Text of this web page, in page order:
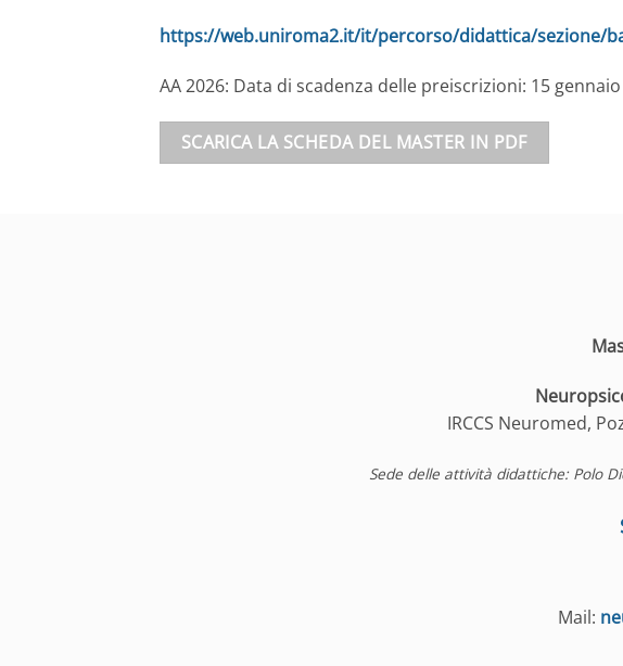
https://web.uniroma2.it/it/percorso/didattica/sezione/
AA 2026: Data di scadenza delle preiscrizioni: 15
SCARICA LA SCHEDA DEL MASTER IN PDF
IRCCS Neuromed,
Sede delle attività didattiche: Polo
Mail: